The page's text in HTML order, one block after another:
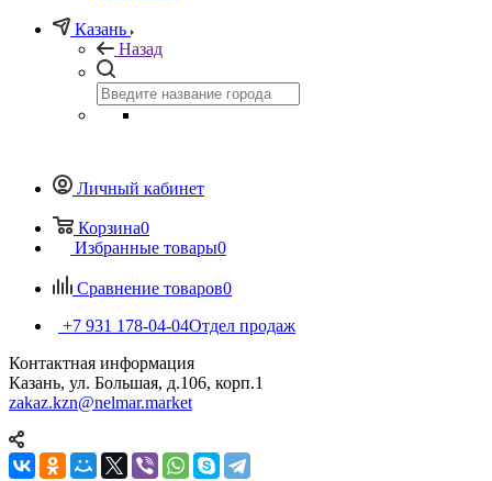
Казань
Назад
Личный кабинет
Корзина0
Избранные товары0
Сравнение товаров0
+7 931 178-04-04Отдел продаж
Контактная информация
Казань, ул. Большая, д.106, корп.1
zakaz.kzn@nelmar.market